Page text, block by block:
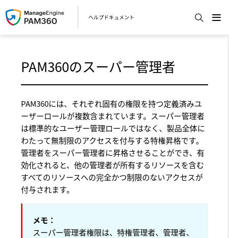
ヘルプドキュメント
PAM360のスーパー管理者
PAM360には、それぞれ固有の権限を持つ定義済みユ
ーザーロールが複数含まれています。スーパー管理者
は標準的なユーザー管理ロールではなく、製品全体に
わたって無制限のアクセスを付与する特権昇格です。
管理者をスーパー管理者に昇格させることができ、有
効化されると、他の管理者が所有するリソースを含む
すべてのリソースへの完全かつ制限のないアクセスが
付与されます。
メモ：
スーパー管理者権限は、特権管理者、管理者、